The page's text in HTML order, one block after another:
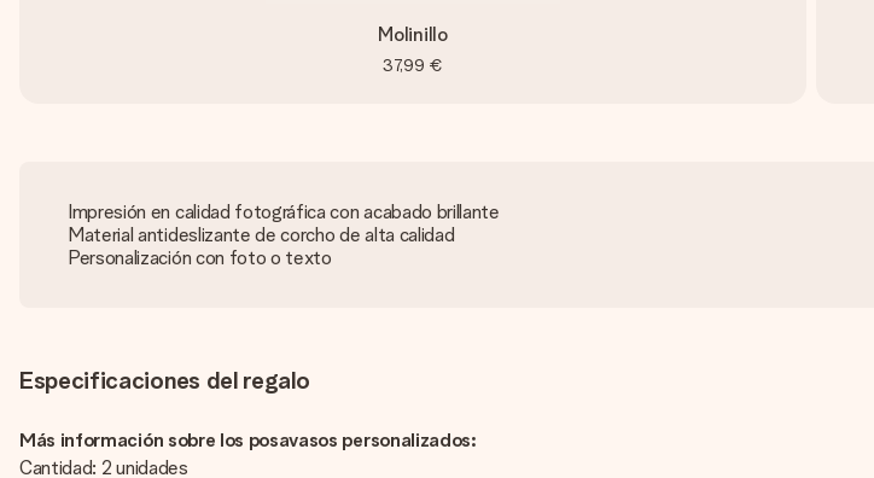
Molinillo
37,99 €
Impresión en calidad fotográfica con acabado brillante
Material antideslizante de corcho de alta calidad
Personalización con foto o texto
Especificaciones del regalo
Más información sobre los posavasos personalizados:
Cantidad: 2 unidades